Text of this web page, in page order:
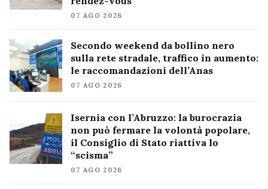
07 AGO 2026
Secondo weekend da bollino nero
sulla rete stradale, traffico in aumento:
le raccomandazioni dell’Anas
07 AGO 2026
Isernia con l’Abruzzo: la burocrazia
non può fermare la volontà popolare,
il Consiglio di Stato riattiva lo
“scisma”
07 AGO 2026